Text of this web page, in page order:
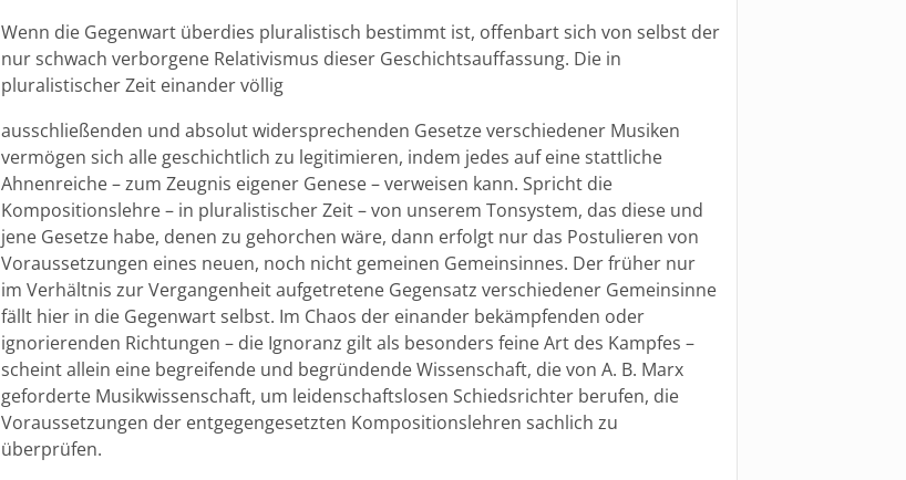
Wenn die Gegenwart überdies pluralistisch bestimmt ist, offenbart sich von selbst der
nur schwach verborgene Relativismus dieser Geschichtsauffassung. Die in
pluralistischer Zeit einander völlig
ausschließenden und absolut widersprechenden Gesetze verschiedener Musiken
vermögen sich alle geschichtlich zu legitimieren, indem jedes auf eine stattliche
Ahnenreiche – zum Zeugnis eigener Genese – verweisen kann. Spricht die
Kompositionslehre – in pluralistischer Zeit – von unserem Tonsystem, das diese und
jene Gesetze habe, denen zu gehorchen wäre, dann erfolgt nur das Postulieren von
Voraussetzungen eines neuen, noch nicht gemeinen Gemeinsinnes. Der früher nur
im Verhältnis zur Vergangenheit aufgetretene Gegensatz verschiedener Gemeinsinne
fällt hier in die Gegenwart selbst. Im Chaos der einander bekämpfenden oder
ignorierenden Richtungen – die Ignoranz gilt als besonders feine Art des Kampfes –
scheint allein eine begreifende und begründende Wissenschaft, die von A. B. Marx
geforderte Musikwissenschaft, um leidenschaftslosen Schiedsrichter berufen, die
Voraussetzungen der entgegengesetzten Kompositionslehren sachlich zu
überprüfen.